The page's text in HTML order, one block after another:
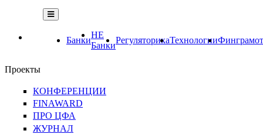
Банки
НЕ
Банки
РегуляторикаТехнологии
Проекты
КОНФЕРЕНЦИИ
FINAWARD
ПРО ЦФА
ЖУРНАЛ